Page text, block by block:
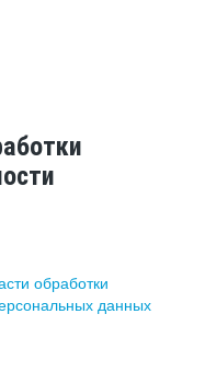
обработки
данных